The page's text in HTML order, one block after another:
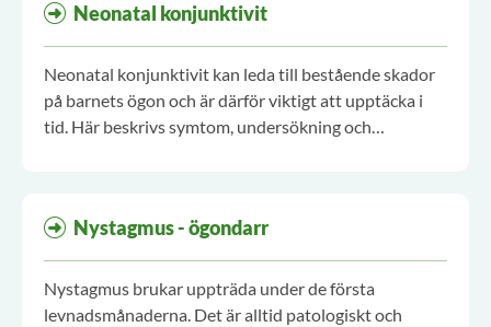
Neonatal konjunktivit
Neonatal konjunktivit kan leda till bestående skador
på barnets ögon och är därför viktigt att upptäcka i
tid. Här beskrivs symtom, undersökning och
Nystagmus - ögondarr
Nystagmus brukar uppträda under de första
levnadsmånaderna. Det är alltid patologiskt och